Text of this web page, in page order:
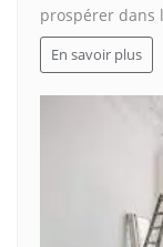
prospérer dans
En savoir plus